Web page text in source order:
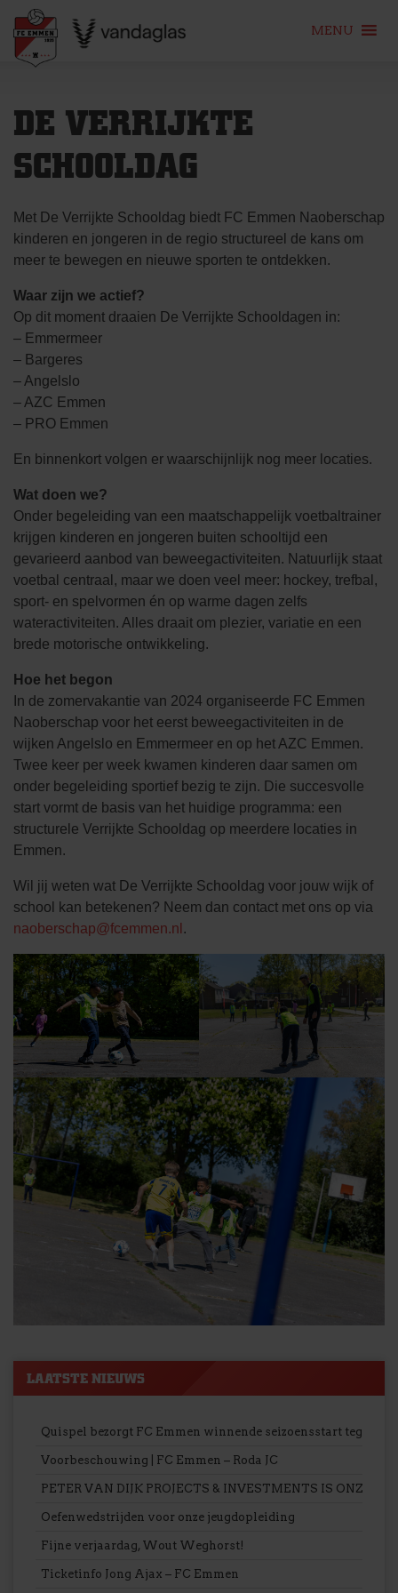
content
MENU
DE VERRIJKTE
SCHOOLDAG
Met De Verrijkte Schooldag biedt FC Emmen Naoberschap
kinderen en jongeren in de regio structureel de kans om
meer te bewegen en nieuwe sporten te ontdekken.
Waar zijn we actief?
Op dit moment draaien De Verrijkte Schooldagen in:
– Emmermeer
– Bargeres
– Angelslo
– AZC Emmen
– PRO Emmen
En binnenkort volgen er waarschijnlijk nog meer locaties.
Wat doen we?
Onder begeleiding van een maatschappelijk voetbaltrainer
krijgen kinderen en jongeren buiten schooltijd een
gevarieerd aanbod van beweegactiviteiten. Natuurlijk staat
voetbal centraal, maar we doen veel meer: hockey, trefbal,
sport- en spelvormen én op warme dagen zelfs
wateractiviteiten. Alles draait om plezier, variatie en een
brede motorische ontwikkeling.
Hoe het begon
In de zomervakantie van 2024 organiseerde FC Emmen
Naoberschap voor het eerst beweegactiviteiten in de
wijken Angelslo en Emmermeer en op het AZC Emmen.
Twee keer per week kwamen kinderen daar samen om
onder begeleiding sportief bezig te zijn. Die succesvolle
start vormt de basis van het huidige programma: een
structurele Verrijkte Schooldag op meerdere locaties in
Emmen.
Wil jij weten wat De Verrijkte Schooldag voor jouw wijk of
school kan betekenen? Neem dan contact met ons op via
naoberschap@fcemmen.nl .
LAATSTE NIEUWS
Quispel bezorgt FC Emmen winnende seizoensstart tegen
Voorbeschouwing | FC Emmen – Roda JC
PETER VAN DIJK PROJECTS & INVESTMENTS IS ONZE
Oefenwedstrijden voor onze jeugdopleiding
Fijne verjaardag, Wout Weghorst!
Ticketinfo Jong Ajax – FC Emmen